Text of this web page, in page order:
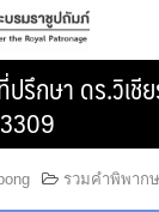
รึกษา ดร.วิเชี
รวมคำพิพาก